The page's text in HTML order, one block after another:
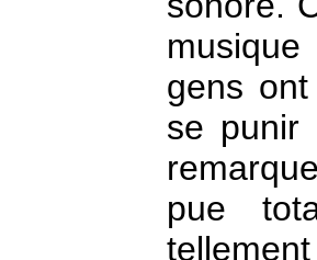
gens
se punir
pue